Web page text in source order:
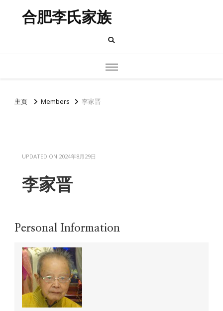
合肥李氏家族
主页 Members 李家晋
UPDATED ON 2024年8月29日
李家晋
Personal Information